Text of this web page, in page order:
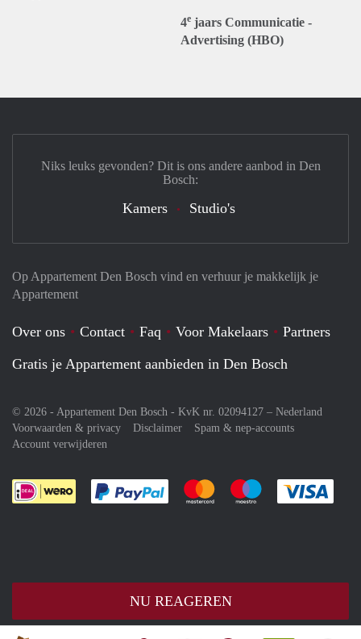
4e jaars Communicatie -
Advertising (HBO)
NU REAGEREN
Op Appartement Den Bosch vind en verhuur je makkelijk je
Appartement
Over ons Contact Faq Voor Makelaars
Partners
Gratis je Appartement aanbieden in Den Bosch
© 2026 - Appartement Den Bosch - KvK nr. 02094127 – Nederland
Voorwaarden & privacy
Disclaimer
Spam & nep-accounts
Account verwijderen
Je rekent gemakkelijk af met Paypal
Je rekent gemakkelijk af met
Je rekent
Niks leuks gevonden? Dit is ons andere aanbod in Den
Bosch:
Kamers Studio's